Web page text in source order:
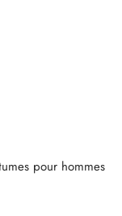
pour hommes